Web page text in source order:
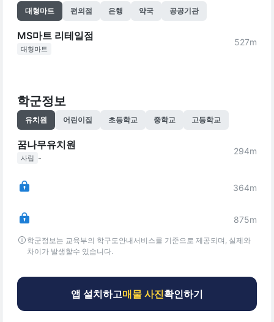
대형마트 편의점 은행 약국 공공기관
MS마트 리테일점
대형마트
527m
학군정보
유치원 어린이집 초등학교 중학교 고등학교
꿈나무유치원
사립 -
294m
364m
875m
학군정보는 교육부의 학구도안내서비스를 기준으로 제공되며, 실제와
차이가 발생할수 있습니다.
앱 설치하고매물 사진확인하기